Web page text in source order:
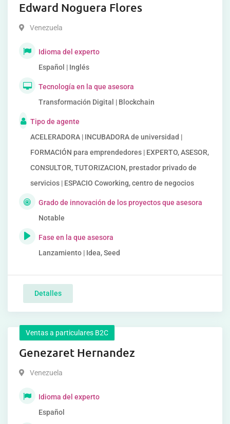
Edward Noguera Flores
Venezuela
Idioma del experto
Español | Inglés
Tecnología en la que asesora
Transformación Digital | Blockchain
Tipo de agente
ACELERADORA | INCUBADORA de universidad |
FORMACIÓN para emprendedores | EXPERTO, ASESOR,
CONSULTOR, TUTORIZACION, prestador privado de
servicios | ESPACIO Coworking, centro de negocios
Grado de innovación de los proyectos que asesora
Notable
Fase en la que asesora
Lanzamiento | Idea, Seed
Detalles
Ventas a particulares B2C
Genezaret Hernandez
Venezuela
Idioma del experto
Español